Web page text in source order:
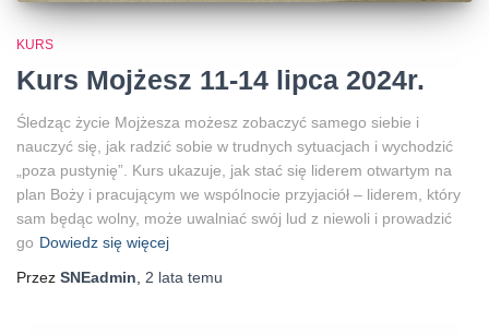
KURS
Kurs Mojżesz 11-14 lipca 2024r.
Śledząc życie Mojżesza możesz zobaczyć samego siebie i
nauczyć się, jak radzić sobie w trudnych sytuacjach i wychodzić
„poza pustynię”. Kurs ukazuje, jak stać się liderem otwartym na
plan Boży i pracującym we wspólnocie przyjaciół – liderem, który
sam będąc wolny, może uwalniać swój lud z niewoli i prowadzić
go Dowiedz się więcej
Przez SNEadmin, 2 lata temu